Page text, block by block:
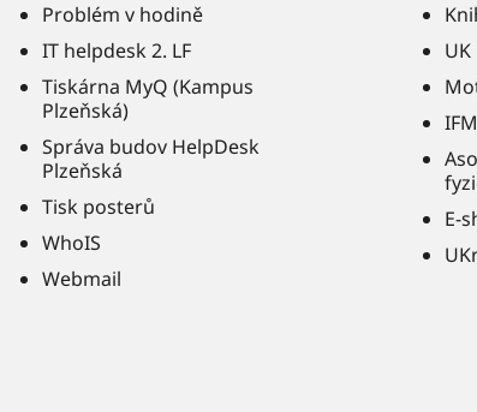
Problém v hodině
IT helpdesk 2. LF
Tiskárna MyQ (Kampus
Plzeňská)
Správa budov HelpDesk
Plzeňská
Tisk posterů
WhoIS
Webmail
E-